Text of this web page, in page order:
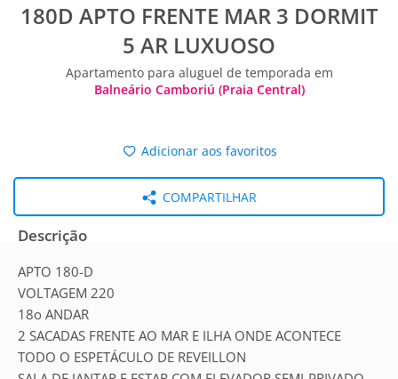
180D APTO FRENTE MAR 3 DORMIT
5 AR LUXUOSO
Apartamento para aluguel de temporada em
Balneário Camboriú (Praia Central)
Adicionar aos favoritos
COMPARTILHAR
Descrição
APTO 180-D
VOLTAGEM 220
18o ANDAR
2 SACADAS FRENTE AO MAR E ILHA ONDE ACONTECE
TODO O ESPETÁCULO DE REVEILLON